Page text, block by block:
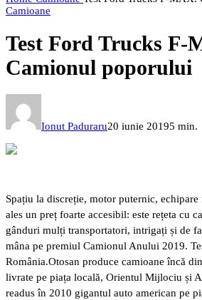
Camioane
Test Ford Trucks F-
Camionul poporului
Ionut Paduraru20 iunie 20195 min.
Spațiu la discreție, motor puternic, echipare
ales un preț foarte accesibil: este rețeta cu
gânduri mulți transportatori, intrigați și de
mâna pe premiul Camionul Anului 2019.
România.Otosan produce camioane încă
livrate pe piața locală, Orientul Mijlociu și
readus în 2010 gigantul auto american pe